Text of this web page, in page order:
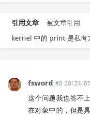
引用文章
被文章引用
kernel 中的 print 是私有
fsword #0 2012年
这个问题我也答不
在对象中的，但是